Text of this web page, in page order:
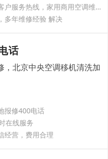
温州洞头区大金电机空调全国售后客户服务热线，家用商用空调维修，一站式贴心服务
多年维修经验 解决
话
，北京中央空调移机清洗加
报修400电话
在线服务
经营，费用合理